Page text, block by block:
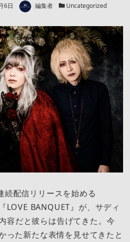
6日 著者 編集者 カテゴリー
Uncategorized
配信リリースを始める
LOVE BANQUET』が、サディ
容だと彼らは告げてきた。今
った新たな表情を見せてきたと